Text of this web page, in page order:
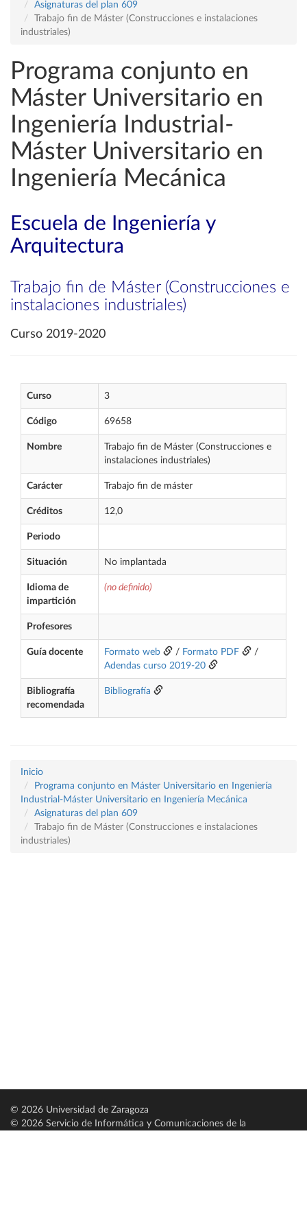
Asignaturas del plan 609
Trabajo fin de Máster (Construcciones e instalaciones
industriales)
Programa conjunto en
Máster Universitario en
Ingeniería Industrial-
Máster Universitario en
Ingeniería Mecánica
Escuela de Ingeniería y
Arquitectura
Trabajo fin de Máster (Construcciones e
instalaciones industriales)
Curso 2019-2020
Curso 3
Código 69658
Nombre
Trabajo fin de Máster (Construcciones e
instalaciones industriales)
Carácter Trabajo fin de máster
Créditos 12,0
Periodo
Situación No implantada
Idioma de
impartición
(no definido)
Profesores
Guía docente Formato web / Formato PDF
/
Adendas curso 2019-20
Bibliografía
recomendada
Bibliografía
Inicio
Programa conjunto en Máster Universitario en Ingeniería
Industrial-Máster Universitario en Ingeniería Mecánica
Asignaturas del plan 609
Trabajo fin de Máster (Construcciones e instalaciones
industriales)
© 2026 Universidad de Zaragoza
© 2026 Servicio de Informática y Comunicaciones de la